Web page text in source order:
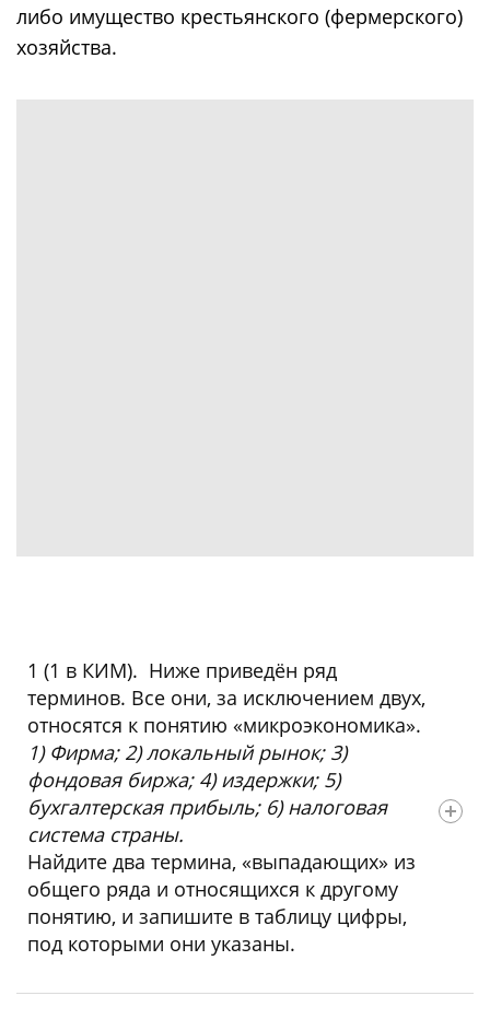
либо имущество крестьянского (фермерского)
хозяйства.
1 (1 в КИМ). Ниже приведён ряд
терминов. Все они, за исключением двух,
относятся к понятию «микроэкономика».
1) Фирма; 2) локальный рынок; 3)
фондовая биржа; 4) издержки; 5)
бухгалтерская прибыль; 6) налоговая
система страны.
Найдите два термина, «выпадающих» из
общего ряда и относящихся к другому
понятию, и запишите в таблицу цифры,
под которыми они указаны.
Ответ: 36